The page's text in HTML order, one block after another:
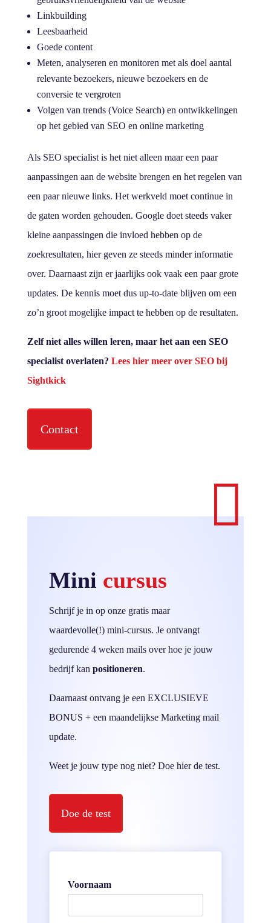
Linkbuilding
Leesbaarheid
Goede content
Meten, analyseren en monitoren met als doel aantal
relevante bezoekers, nieuwe bezoekers en de
conversie te vergroten
Volgen van trends (Voice Search) en ontwikkelingen
op het gebied van SEO en online marketing
Als SEO specialist is het niet alleen maar een paar
aanpassingen aan de website brengen en het regelen van
een paar nieuwe links. Het werkveld moet continue in
de gaten worden gehouden. Google doet steeds vaker
kleine aanpassingen die invloed hebben op de
zoekresultaten, hier geven ze steeds minder informatie
over. Daarnaast zijn er jaarlijks ook vaak een paar grote
updates. De kennis moet dus up-to-date blijven om een
zo’n groot mogelijke impact te hebben op de resultaten.
Zelf niet alles willen leren, maar het aan een SEO
specialist overlaten? Lees hier meer over SEO bij
Sightkick
Contact

Mini cursus
Schrijf je in op onze gratis maar
waardevolle(!) mini-cursus. Je ontvangt
gedurende 4 weken mails over hoe je jouw
bedrijf kan positioneren.
Daarnaast ontvang je een EXCLUSIEVE
BONUS + een maandelijkse Marketing mail
update.
Weet je jouw type nog niet? Doe hier de test.
Doe de test
Voornaam